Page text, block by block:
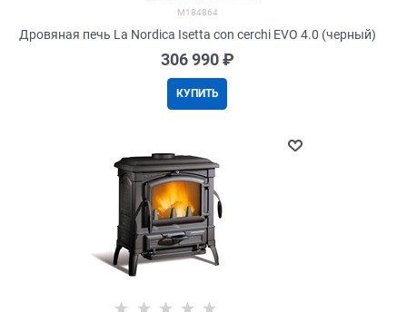
M184864
Дровяная печь La Nordica Isetta con cerchi EVO 4.0 (черный)
306 990 ₽
КУПИТЬ